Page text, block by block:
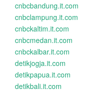
cnbcbandung.it.com
cnbclampung.it.com
cnbckaltim.it.com
cnbcmedan.it.com
cnbckalbar.it.com
detikjogja.it.com
detikpapua.it.com
detikbali.it.com